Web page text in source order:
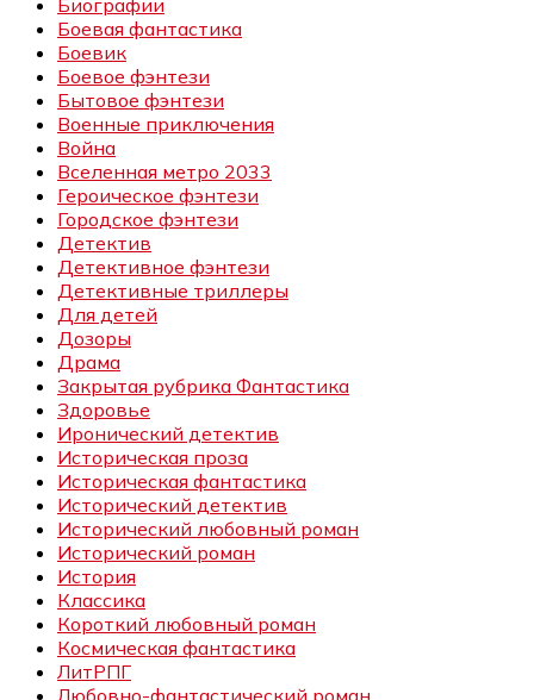
Биографии
Боевая фантастика
Боевик
Боевое фэнтези
Бытовое фэнтези
Военные приключения
Война
Вселенная метро 2033
Героическое фэнтези
Городское фэнтези
Детектив
Детективное фэнтези
Детективные триллеры
Для детей
Дозоры
Драма
Закрытая рубрика Фантастика
Здоровье
Иронический детектив
Историческая проза
Историческая фантастика
Исторический детектив
Исторический любовный роман
Исторический роман
История
Классика
Короткий любовный роман
Космическая фантастика
ЛитРПГ